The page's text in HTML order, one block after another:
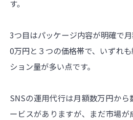
す。
3つ目はパッケージ内容が明確で
0万円と３つの価格帯で、いずれ
ション量が多い点です。
SNSの運用代行は月額数万円か
ービスがありますが、まだ市場